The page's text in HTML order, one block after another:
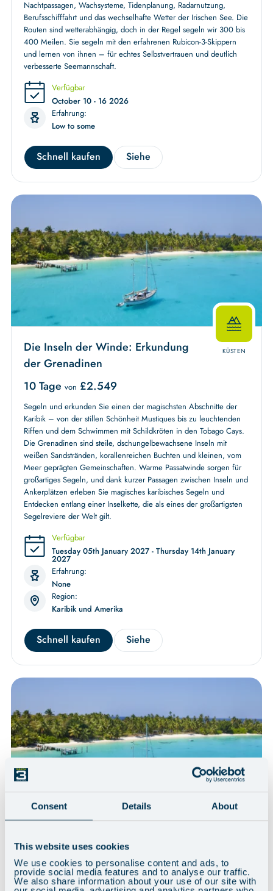
Consent Details About
This website uses cookies
We use cookies to personalise content and ads, to
provide social media features and to analyse our traffic.
We also share information about your use of our site with
Nachtpassagen, Wachsysteme, Tidenplanung, Radarnutzung,
Berufsschifffahrt und das wechselhafte Wetter der Irischen See. Die
Routen sind wetterabhängig, doch in der Regel segeln wir 300 bis
400 Meilen. Sie segeln mit den erfahrenen Rubicon-3-Skippern
und lernen von ihnen – für echtes Selbstvertrauen und deutlich
verbesserte Seemannschaft.
Verfügbar
October 10 - 16 2026
Erfahrung:
Low to some
Schnell kaufen Siehe
KÜSTEN
Die Inseln der Winde: Erkundung
der Grenadinen
10 Tage von £2.549
Segeln und erkunden Sie einen der magischsten Abschnitte der
Karibik – von der stillen Schönheit Mustiques bis zu leuchtenden
Riffen und dem Schwimmen mit Schildkröten in den Tobago Cays.
Die Grenadinen sind steile, dschungelbewachsene Inseln mit
weißen Sandstränden, korallenreichen Buchten und kleinen, vom
Meer geprägten Gemeinschaften. Warme Passatwinde sorgen für
großartiges Segeln, und dank kurzer Passagen zwischen Inseln und
Ankerplätzen erleben Sie magisches karibisches Segeln und
Entdecken entlang einer Inselkette, die als eines der großartigsten
Segelreviere der Welt gilt.
Verfügbar
Tuesday 05th January 2027 - Thursday 14th January
2027
Erfahrung:
None
Region:
Karibik und Amerika
Schnell kaufen Siehe
der Grenadinen
10 Tagevon £2.549